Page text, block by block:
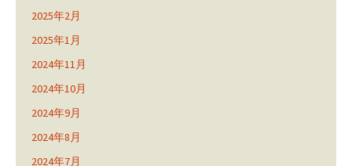
2025年2月
2025年1月
2024年11月
2024年10月
2024年9月
2024年8月
2024年7月